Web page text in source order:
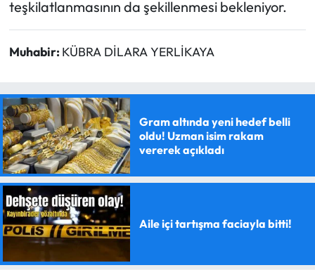
teşkilatlanmasının da şekillenmesi bekleniyor.
Muhabir: KÜBRA DİLARA YERLİKAYA
Gram altında yeni hedef belli
oldu! Uzman isim rakam
vererek açıkladı
Aile içi tartışma faciayla bitti!